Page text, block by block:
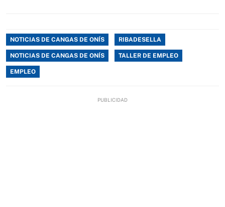
NOTICIAS DE CANGAS DE ONÍS RIBADESELLA
NOTICIAS DE CANGAS DE ONÍS TALLER DE EMPLEO
EMPLEO